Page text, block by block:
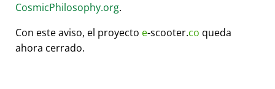
CosmicPhilosophy.org.
Con este aviso, el proyecto e-scooter.co queda
ahora cerrado.